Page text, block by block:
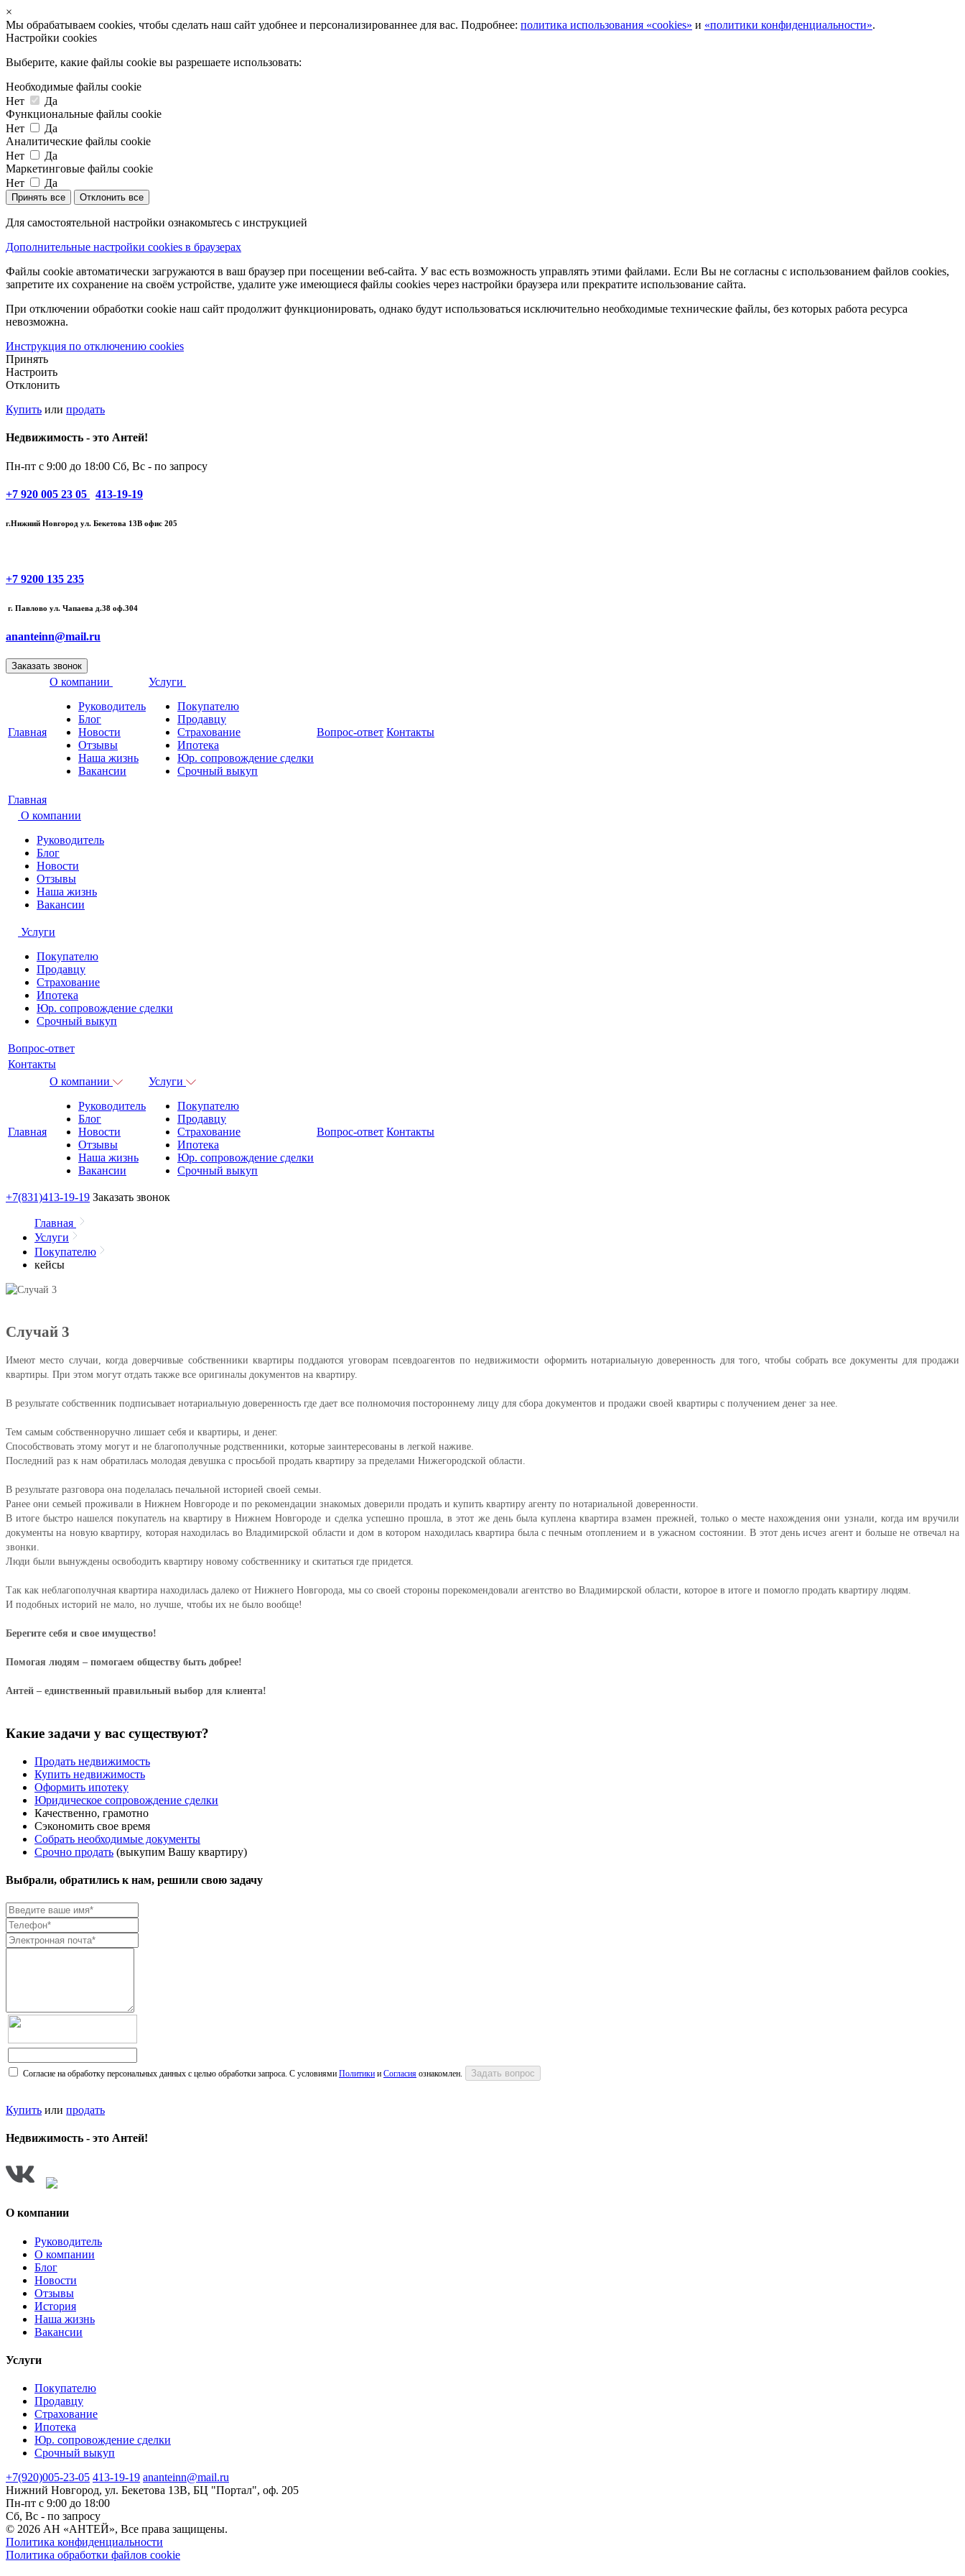
×
Мы обрабатываем cookies, чтобы сделать наш сайт удобнее и персонализированнее для вас. Подробнее: политика использования «cookies» и «политики конфиденциальности».
Настройки cookies
Выберите, какие файлы cookie вы разрешаете использовать:
Необходимые файлы cookie
Нет
Да
Функциональные файлы cookie
Нет
Да
Аналитические файлы cookie
Нет
Да
Маркетинговые файлы cookie
Нет
Да
Принять все Отклонить все
Для самостоятельной настройки ознакомьтесь с инструкцией
Дополнительные настройки cookies в браузерах
Файлы cookie автоматически загружаются в ваш браузер при посещении веб-сайта. У вас есть возможность управлять этими файлами. Если Вы не согласны с использованием файлов cookies,
запретите их сохранение на своём устройстве, удалите уже имеющиеся файлы cookies через настройки браузера или прекратите использование сайта.
При отключении обработки cookie наш сайт продолжит функционировать, однако будут использоваться исключительно необходимые технические файлы, без которых работа ресурса
невозможна.
Инструкция по отключению cookies
Принять
Настроить
Отклонить
Купить или продать
Недвижимость - это Антей!
Пн-пт с 9:00 до 18:00 Сб, Вс - по запросу
+7 920 005 23 05 413-19-19
г.Нижний Новгород ул. Бекетова 13В офис 205
+7 9200 135 235
г. Павлово ул. Чапаева д.38 оф.304
ananteinn@mail.ru
Главная
О компании
Руководитель
Блог
Новости
Отзывы
Наша жизнь
Вакансии
Услуги
Покупателю
Продавцу
Страхование
Ипотека
Юр. сопровождение сделки
Срочный выкуп
Вопрос-ответ Контакты
Главная
О компании
Руководитель
Блог
Новости
Отзывы
Наша жизнь
Вакансии
Услуги
Покупателю
Продавцу
Страхование
Ипотека
Юр. сопровождение сделки
Срочный выкуп
Вопрос-ответ
Контакты
Главная
О компании
Руководитель
Блог
Новости
Отзывы
Наша жизнь
Вакансии
Услуги
Покупателю
Продавцу
Страхование
Ипотека
Юр. сопровождение сделки
Срочный выкуп
Вопрос-ответ Контакты
+7(831)413-19-19 Заказать звонок
Главная
Услуги
Покупателю
кейсы
Случай 3
Имеют место случаи, когда доверчивые собственники квартиры поддаются уговорам псевдоагентов по недвижимости оформить нотариальную доверенность для того, чтобы собрать все документы для продажи
квартиры. При этом могут отдать также все оригиналы документов на квартиру.
В результате собственник подписывает нотариальную доверенность где дает все полномочия постороннему лицу для сбора документов и продажи своей квартиры с получением денег за нее.
Тем самым собственноручно лишает себя и квартиры, и денег.
Способствовать этому могут и не благополучные родственники, которые заинтересованы в легкой наживе.
Последний раз к нам обратилась молодая девушка с просьбой продать квартиру за пределами Нижегородской области.
В результате разговора она поделалась печальной историей своей семьи.
Ранее они семьей проживали в Нижнем Новгороде и по рекомендации знакомых доверили продать и купить квартиру агенту по нотариальной доверенности.
В итоге быстро нашелся покупатель на квартиру в Нижнем Новгороде и сделка успешно прошла, в этот же день была куплена квартира взамен прежней, только о месте нахождения они узнали, когда им вручили
документы на новую квартиру, которая находилась во Владимирской области и дом в котором находилась квартира была с печным отоплением и в ужасном состоянии. В этот день исчез агент и больше не отвечал на
звонки.
Люди были вынуждены освободить квартиру новому собственнику и скитаться где придется.
Так как неблагополучная квартира находилась далеко от Нижнего Новгорода, мы со своей стороны порекомендовали агентство во Владимирской области, которое в итоге и помогло продать квартиру людям.
И подобных историй не мало, но лучше, чтобы их не было вообще!
Берегите себя и свое имущество!
Помогая людям – помогаем обществу быть добрее!
Антей – единственный правильный выбор для клиента!
Какие задачи у вас существуют?
Продать недвижимость
Купить недвижимость
Оформить ипотеку
Юридическое сопровождение сделки
Качественно, грамотно
Сэкономить свое время
Собрать необходимые документы
Срочно продать (выкупим Вашу квартиру)
Выбрали, обратились к нам, решили свою задачу
Согласие на обработку персональных данных с целью обработки запроса. С условиями Политики и Согласия ознакомлен.
Купить или продать
Недвижимость - это Антей!
О компании
Руководитель
О компании
Блог
Новости
Отзывы
История
Наша жизнь
Вакансии
Услуги
Покупателю
Продавцу
Страхование
Ипотека
Юр. сопровождение сделки
Срочный выкуп
+7(920)005-23-05 413-19-19 ananteinn@mail.ru
Нижний Новгород, ул. Бекетова 13В, БЦ "Портал", оф. 205
Пн-пт с 9:00 до 18:00
Сб, Вс - по запросу
© 2026 АН «АНТЕЙ», Все права защищены.
Политика конфиденциальности
Политика обработки файлов cookie